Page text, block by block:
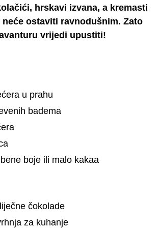
hrskavi izvana, a kremasti
ostaviti ravnodušnim. Zato
vrijedi upustiti!
u prahu
badema
boje ili malo kakaa
čokolade
za kuhanje